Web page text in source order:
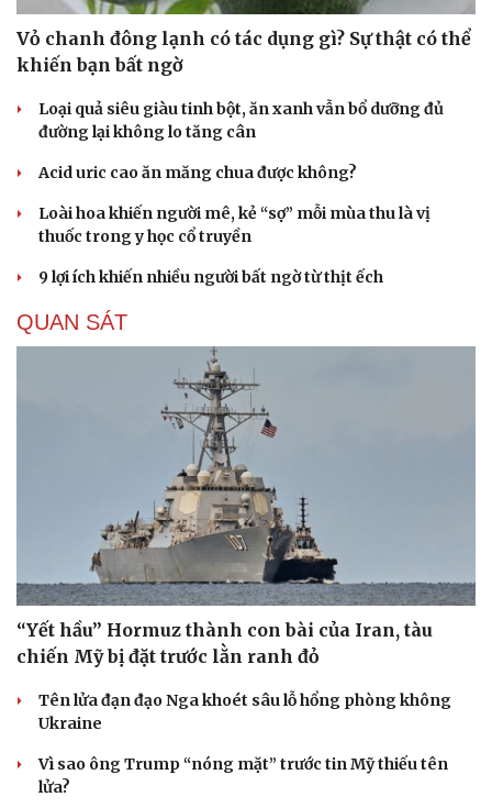
Vỏ chanh đông lạnh có tác dụng gì? Sự thật có thể
khiến bạn bất ngờ
Loại quả siêu giàu tinh bột, ăn xanh vẫn bổ dưỡng đủ
đường lại không lo tăng cân
Acid uric cao ăn măng chua được không?
Loài hoa khiến người mê, kẻ “sợ” mỗi mùa thu là vị
thuốc trong y học cổ truyền
9 lợi ích khiến nhiều người bất ngờ từ thịt ếch
QUAN SÁT
“Yết hầu” Hormuz thành con bài của Iran, tàu
chiến Mỹ bị đặt trước lằn ranh đỏ
Tên lửa đạn đạo Nga khoét sâu lỗ hổng phòng không
Ukraine
Vì sao ông Trump “nóng mặt” trước tin Mỹ thiếu tên
lửa?